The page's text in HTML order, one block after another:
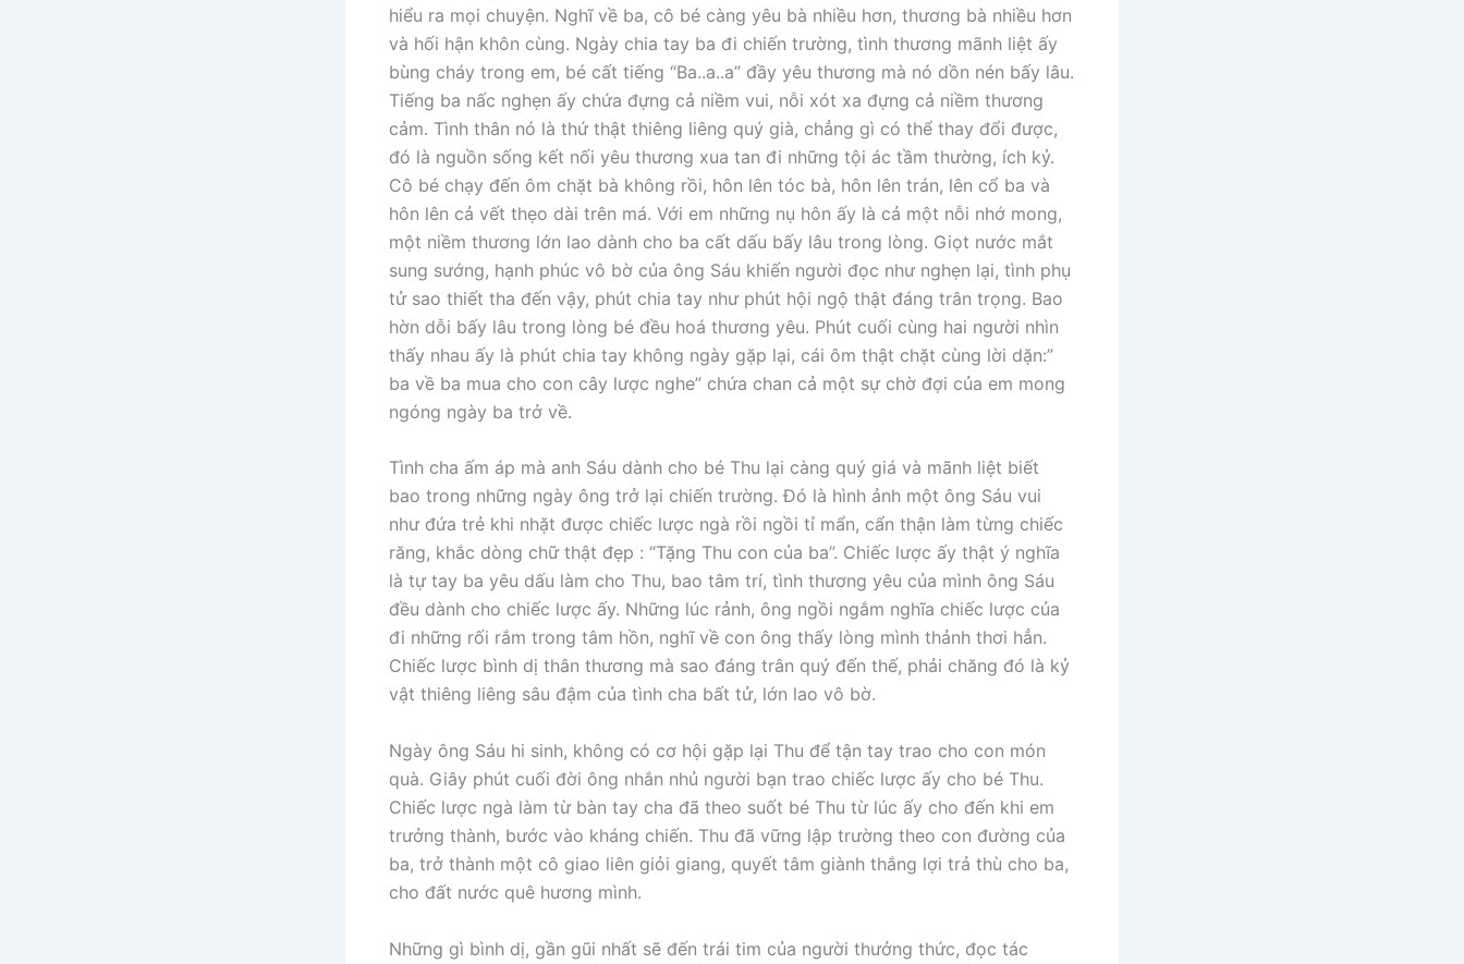
hiểu ra mọi chuyện. Nghĩ về ba, cô bé càng yêu bà nhiều hơn, thương bà nhiều hơn
và hối hận khôn cùng. Ngày chia tay ba đi chiến trường, tình thương mãnh liệt ấy
bùng cháy trong em, bé cất tiếng “Ba..a..a” đầy yêu thương mà nó dồn nén bấy lâu.
Tiếng ba nấc nghẹn ấy chứa đựng cả niềm vui, nỗi xót xa đựng cả niềm thương
cảm. Tình thân nó là thứ thật thiêng liêng quý già, chẳng gì có thể thay đổi được,
đó là nguồn sống kết nối yêu thương xua tan đi những tội ác tầm thường, ích kỷ.
Cô bé chạy đến ôm chặt bà không rồi, hôn lên tóc bà, hôn lên trán, lên cổ ba và
hôn lên cả vết thẹo dài trên má. Với em những nụ hôn ấy là cả một nỗi nhớ mong,
một niềm thương lớn lao dành cho ba cất dấu bấy lâu trong lòng. Giọt nước mắt
sung sướng, hạnh phúc vô bờ của ông Sáu khiến người đọc như nghẹn lại, tình phụ
tử sao thiết tha đến vậy, phút chia tay như phút hội ngộ thật đáng trân trọng. Bao
hờn dỗi bấy lâu trong lòng bé đều hoá thương yêu. Phút cuối cùng hai người nhìn
thấy nhau ấy là phút chia tay không ngày gặp lại, cái ôm thật chặt cùng lời dặn:”
ba về ba mua cho con cây lược nghe” chứa chan cả một sự chờ đợi của em mong
ngóng ngày ba trở về.
Tình cha ấm áp mà anh Sáu dành cho bé Thu lại càng quý giá và mãnh liệt biết
bao trong những ngày ông trở lại chiến trường. Đó là hình ảnh một ông Sáu vui
như đứa trẻ khi nhặt được chiếc lược ngà rồi ngồi tỉ mẩn, cẩn thận làm từng chiếc
răng, khắc dòng chữ thật đẹp : “Tặng Thu con của ba”. Chiếc lược ấy thật ý nghĩa
là tự tay ba yêu dấu làm cho Thu, bao tâm trí, tình thương yêu của mình ông Sáu
đều dành cho chiếc lược ấy. Những lúc rảnh, ông ngồi ngắm nghĩa chiếc lược của
đi những rối rắm trong tâm hồn, nghĩ về con ông thấy lòng mình thảnh thơi hẳn.
Chiếc lược bình dị thân thương mà sao đáng trân quý đến thế, phải chăng đó là kỷ
vật thiêng liêng sâu đậm của tình cha bất tử, lớn lao vô bờ.
Ngày ông Sáu hi sinh, không có cơ hội gặp lại Thu để tận tay trao cho con món
quà. Giây phút cuối đời ông nhắn nhủ người bạn trao chiếc lược ấy cho bé Thu.
Chiếc lược ngà làm từ bàn tay cha đã theo suốt bé Thu từ lúc ấy cho đến khi em
trưởng thành, bước vào kháng chiến. Thu đã vững lập trường theo con đường của
ba, trở thành một cô giao liên giỏi giang, quyết tâm giành thắng lợi trả thù cho ba,
cho đất nước quê hương mình.
Những gì bình dị, gần gũi nhất sẽ đến trái tim của người thưởng thức, đọc tác